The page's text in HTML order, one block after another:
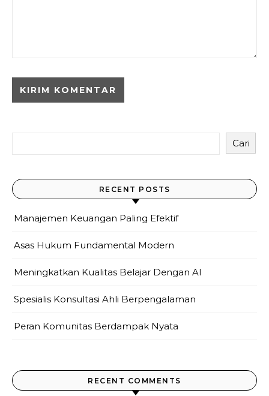
Cari
RECENT POSTS
Manajemen Keuangan Paling Efektif
Asas Hukum Fundamental Modern
Meningkatkan Kualitas Belajar Dengan AI
Spesialis Konsultasi Ahli Berpengalaman
Peran Komunitas Berdampak Nyata
RECENT COMMENTS